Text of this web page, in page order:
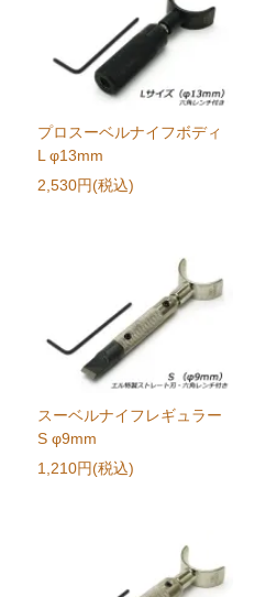
プロスーベルナイフボディ
L φ13mm
2,530円(税込)
スーベルナイフレギュラー
S φ9mm
1,210円(税込)